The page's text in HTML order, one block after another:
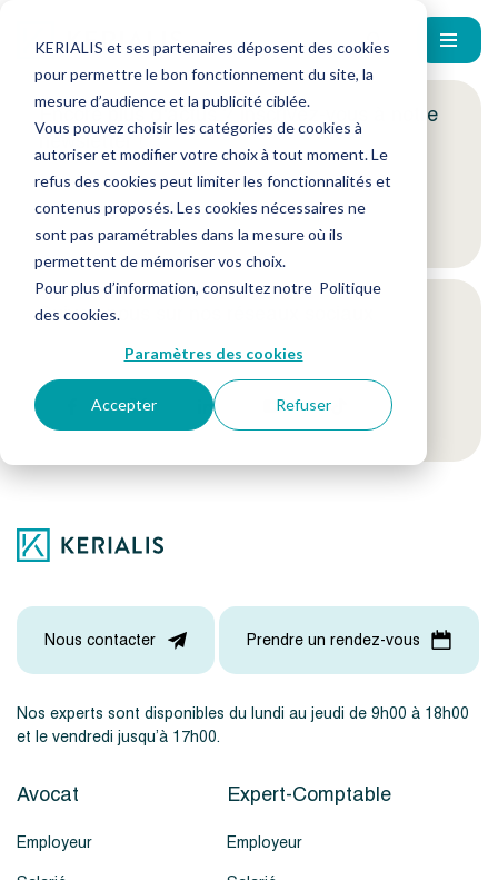
KERIALIS et ses partenaires déposent des cookies
pour permettre le bon fonctionnement du site, la
mesure d’audience et la publicité ciblée.
Vous pouvez choisir les catégories de cookies à
autoriser et modifier votre choix à tout moment. Le
refus des cookies peut limiter les fonctionnalités et
contenus proposés. Les cookies nécessaires ne
sont pas paramétrables dans la mesure où ils
permettent de mémoriser vos choix.
Pour plus d’information, consultez notre Politique
des cookies.
Paramètres des cookies
Accepter Refuser
Encore plus d'actus ? Inscrivez-vous à notre
newsletter !
Je m'inscris
Suivez-nous sur nos réseaux sociaux
Nos experts sont disponibles du lundi au jeudi de 9h00 à 18h00
et le vendredi jusqu’à 17h00.
Nous contacter Prendre un rendez-vous
Avocat
Employeur
Expert-Comptable
Employeur